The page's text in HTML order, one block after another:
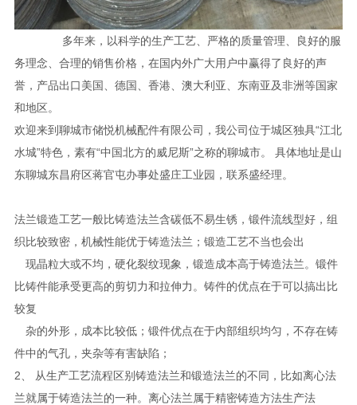
多年来，以科学的生产工艺、严格的质量管理、良好的服
务理念、合理的销售价格，在国内外广大用户中赢得了良好的声
誉，产品出口美国、德国、香港、澳大利亚、东南亚及非洲等国家
和地区。
欢迎来到聊城市储悦机械配件有限公司，我公司位于城区独具“江北
水城”特色，素有“中国北方的威尼斯”之称的聊城市。 具体地址是山
东聊城东昌府区蒋官屯办事处盛庄工业园，联系盛经理。
法兰锻造工艺一般比铸造法兰含碳低不易生锈，锻件流线型好，组
织比较致密，机械性能优于铸造法兰；锻造工艺不当也会出
现晶粒大或不均，硬化裂纹现象，锻造成本高于铸造法兰。锻件
比铸件能承受更高的剪切力和拉伸力。铸件的优点在于可以搞出比
较复
杂的外形，成本比较低；锻件优点在于内部组织均匀，不存在铸
件中的气孔，夹杂等有害缺陷；
2、 从生产工艺流程区别铸造法兰和锻造法兰的不同，比如离心法
兰就属于铸造法兰的一种。离心法兰属于精密铸造方法生产法